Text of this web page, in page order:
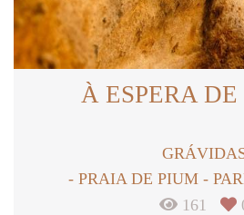
À ESPERA
PRAIA DE PIUM -
161